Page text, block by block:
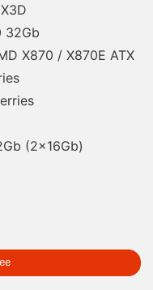
32Gb
X870 / X870E ATX
(2x16Gb)